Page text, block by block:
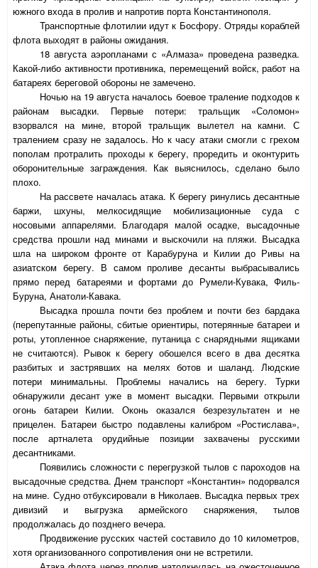
южного входа в пролив и напротив порта Константинополя.
Транспортные флотилии идут к Босфору. Отряды кораблей
флота выходят в районы ожидания.
18 августа аэропланами с «Алмаза» проведена разведка.
Какой-либо активности противника, перемещений войск, работ на
батареях береговой обороны не замечено.
Ночью на 19 августа началось боевое траление подходов к
районам высадки. Первые потери: тральщик «Соломон»
взорвался на мине, второй тральщик вылетел на камни. С
тралением сразу не задалось. Но к часу атаки смогли с грехом
пополам протралить проходы к берегу, проредить и оконтурить
оборонительные заграждения. Как выяснилось, сделано было
плохо.
На рассвете началась атака. К берегу ринулись десантные
баржи, шхуны, мелкосидящие мобилизационные суда с
носовыми аппарелями. Благодаря малой осадке, высадочные
средства прошли над минами и выскочили на пляжи. Высадка
шла на широком фронте от Карабуруна и Килии до Ривы на
азиатском берегу. В самом проливе десанты выбрасывались
прямо перед батареями и фортами до Румели-Кувака, Филь-
Буруна, Анатоли-Кавака.
Высадка прошла почти без проблем и почти без бардака
(перепутанные районы, сбитые ориентиры, потерянные батареи и
роты, утопленное снаряжение, путаница с снарядными ящиками
не считаются). Рывок к берегу обошелся всего в два десятка
разбитых и застрявших на мелях ботов и шаланд. Людские
потери минимальны. Проблемы начались на берегу. Турки
обнаружили десант уже в момент высадки. Первыми открыли
огонь батареи Килии. Оконь оказался безрезультатен и не
прицелен. Батареи быстро подавлены калибром «Ростислава»,
после артналета орудийные позиции захвачены русскими
десантниками.
Появились сложности с перегрузкой тылов с пароходов на
высадочные средства. Днем транспорт «Константин» подорвался
на мине. Судно отбуксировали в Николаев. Высадка первых трех
дивизий и выгрузка армейского снаряжения, тылов
продолжалась до позднего вечера.
Продвижение русских частей составило до 10 километров,
хотя организованного сопротивления они не встретили.